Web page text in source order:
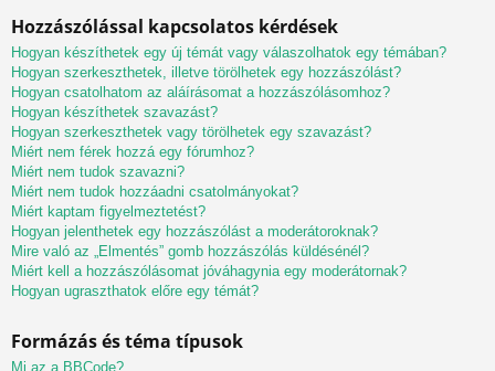
Hozzászólással kapcsolatos kérdések
Hogyan készíthetek egy új témát vagy válaszolhatok egy témában?
Hogyan szerkeszthetek, illetve törölhetek egy hozzászólást?
Hogyan csatolhatom az aláírásomat a hozzászólásomhoz?
Hogyan készíthetek szavazást?
Hogyan szerkeszthetek vagy törölhetek egy szavazást?
Miért nem férek hozzá egy fórumhoz?
Miért nem tudok szavazni?
Miért nem tudok hozzáadni csatolmányokat?
Miért kaptam figyelmeztetést?
Hogyan jelenthetek egy hozzászólást a moderátoroknak?
Mire való az „Elmentés” gomb hozzászólás küldésénél?
Miért kell a hozzászólásomat jóváhagynia egy moderátornak?
Hogyan ugraszthatok előre egy témát?
Formázás és téma típusok
Mi az a BBCode?